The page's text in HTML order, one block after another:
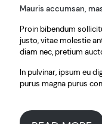
Mauris accumsan,
Proin bibendum
justo, vitae molestie
diam nec, pretium
In pulvinar, ipsum eu
purus magna purus